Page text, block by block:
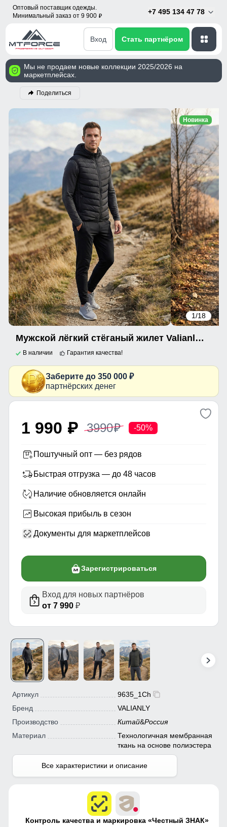
Оптовый поставщик одежды.
Минимальный заказ от 9 900 p
+7 495 134 47 78
Вход Стать партнёром
Мы не продаем новые коллекции 2025/2026 на
маркетплейсах.
Поделиться
1/18
Новинка
Мужской лёгкий стёганый жилет Valianly с капюшоном черного цвета 9635_1Ch
В наличии Гарантия качества!
Заберите до 350 000 ₽
партнёрских денег
1 990 p 3990p -50%
Поштучный опт — без рядов
Быстрая отгрузка — до 48 часов
Наличие обновляется онлайн
Высокая прибыль в сезон
Документы для маркетплейсов
Зарегистрироваться
Вход для новых партнёров
от 7 990₽
Артикул
9635_1Ch
Бренд
VALIANLY
Производство
Китай&Россия
Материал
Технологичная мембранная
ткань на основе полиэстера
Все характеристики и описание
Контроль качества и маркировка «Честный ЗНАК»